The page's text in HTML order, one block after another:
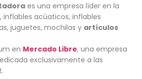
es una empresa líder en la
inflables acúaticos, inflables
juguetes, mochilas y artículos
en Mercado Libre, una empresa
exclusivamente a las